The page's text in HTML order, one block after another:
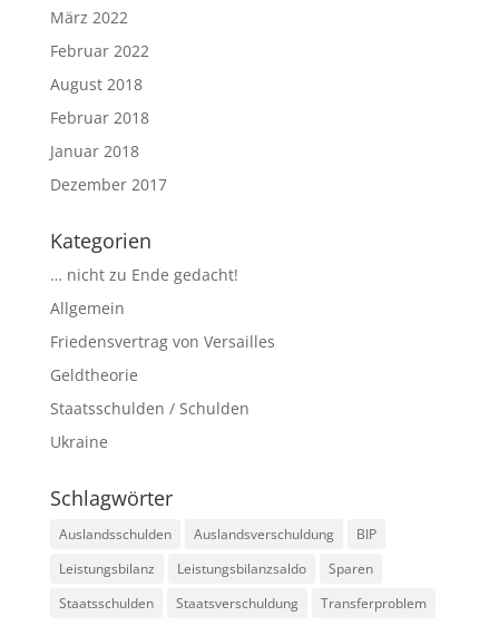
März 2022
Februar 2022
August 2018
Februar 2018
Januar 2018
Dezember 2017
Kategorien
… nicht zu Ende gedacht!
Allgemein
Friedensvertrag von Versailles
Geldtheorie
Staatsschulden / Schulden
Ukraine
Schlagwörter
Auslandsschulden Auslandsverschuldung
BIP
Leistungsbilanz
Leistungsbilanzsaldo
Sparen
Staatsschulden
Staatsverschuldung Transferproblem